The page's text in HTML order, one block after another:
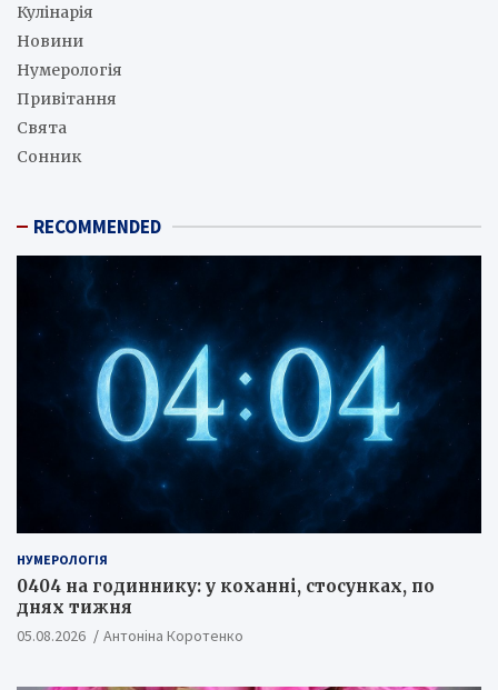
Кулінарія
Новини
Нумерологія
Привітання
Свята
Сонник
RECOMMENDED
НУМЕРОЛОГІЯ
0404 на годиннику: у коханні, стосунках, по
днях тижня
05.08.2026 Антоніна Коротенко